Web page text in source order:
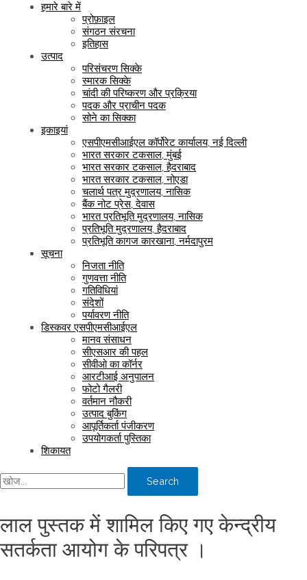
हमारे बारे में
प्रोफ़ाइल
संगठन संरचना
इतिहास
उत्पाद
परिसंचरण सिक्के
स्मारक सिक्के
चांदी की परिष्करण और प्रक्रिया
पदक और प्राचीन पदक
सोने का सिक्का
इकाइयां
एसपीएमसीआईएल कॉर्पोरेट कार्यालय, नई दिल्ली
भारत सरकार टकसाल, मुंबई
भारत सरकार टकसाल, हैदराबाद
भारत सरकार टकसाल, नोएडा
चलार्थ पत्र मुद्रणालय, नासिक
बैंक नोट प्रेस, देवास
भारत प्रतिभूति मुद्रणालय, नासिक
प्रतिभूति मुद्रणालय, हैदराबाद
प्रतिभूति कागज कारखाना, नर्मदापुरम
सूचना
निजता नीति
गुणवत्ता नीति
गतिविधियां
संदेशों
पर्यावरण नीति
डिस्कवर एसपीएमसीआईएल
मानव संसाधन
सीएसआर की पहल
सीवीओ का कॉर्नर
आरटीआई अनुपालन
फोटो गैलरी
वर्तमान नौकरी
उत्पाद बुकिंग
आपूर्तिकर्ता पंजीकरण
उपयोगकर्ता पुस्तिका
शिकायत
Search
लाल पुस्तक में शामिल किए गए केन्द्रीय
सतर्कता आयोग के परिपत्र ।